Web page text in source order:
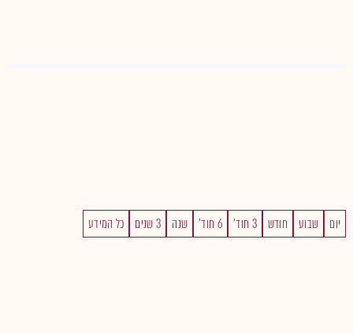
יום שבוע חודש 3 חוד' 6 חוד' שנה 3 שנים כל המידע